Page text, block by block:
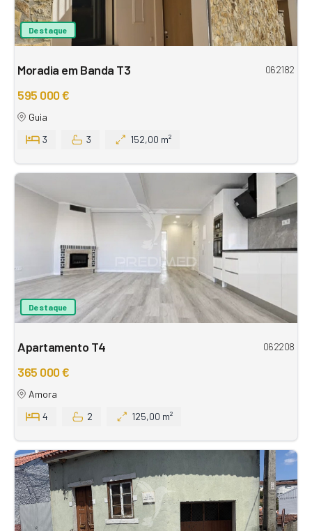
Destaque
Moradia em Banda T3 062182
595 000 €
Guia
3
3 152,00 m²
Destaque
Apartamento T4 062208
365 000 €
Amora
4
2 125,00 m²